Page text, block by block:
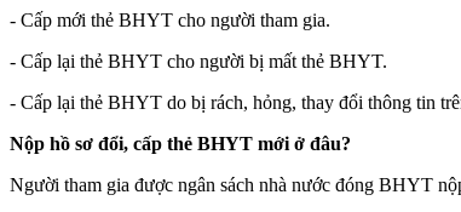
- Cấp mới thẻ BHYT cho người tham gia.
- Cấp lại thẻ BHYT cho người bị mất thẻ BHYT.
- Cấp lại thẻ BHYT do bị rách, hỏng, thay đổi thông tin
Nộp hồ sơ đổi, cấp thẻ BHYT mới ở đâu?
Người tham gia được ngân sách nhà nước đóng BHYT